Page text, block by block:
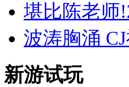
堪比陈老师
波涛胸涌
新游试玩